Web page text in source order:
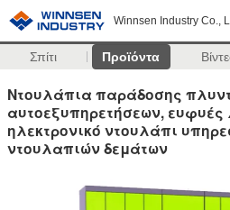
Winnsen Industry Co.,
Σπίτι Προϊόντα
Ντουλάπια παράδοσης
αυτοεξυπηρετήσεων, ευφυές
ηλεκτρονικό ντουλάπι
ντουλαπιών δεμάτων